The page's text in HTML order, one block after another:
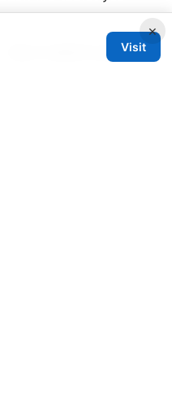
隐私与速度的全面指南
×
Visit